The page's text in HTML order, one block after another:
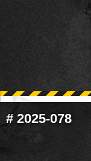
# 2025-078